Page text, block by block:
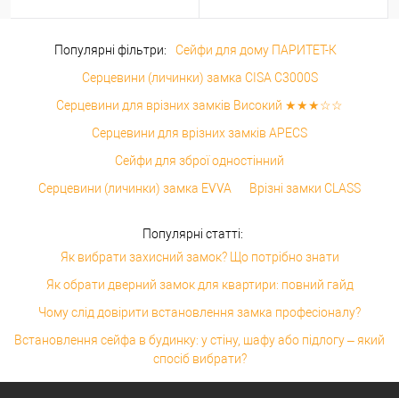
Популярні фільтри:
Сейфи для дому ПАРИТЕТ-К
Серцевини (личинки) замка CISA C3000S
Серцевини для врізних замків Високий ★★★☆☆
Серцевини для врізних замків APECS
Сейфи для зброї одностінний
Серцевини (личинки) замка EVVA
Врізні замки CLASS
Популярні статті:
Як вибрати захисний замок? Що потрібно знати
Як обрати дверний замок для квартири: повний гайд
Чому слід довірити встановлення замка професіоналу?
Встановлення сейфа в будинку: у стіну, шафу або підлогу – який
спосіб вибрати?